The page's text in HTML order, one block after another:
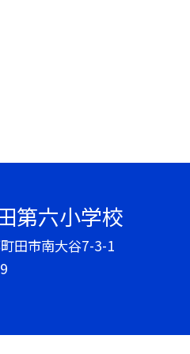
第六小学校
田市南大谷7-3-1